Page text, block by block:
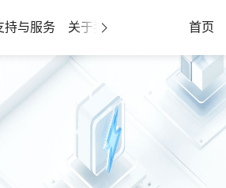
持与服务 关于我们 首页